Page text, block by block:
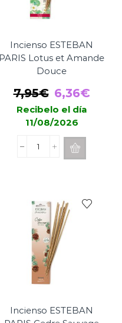
Incienso ESTEBAN
PARIS Lotus et Amande
Douce
7,95€ El
precio
original
era:
7,95€.
6,36€El
Recibelo el día
11/08/2026
Incienso
ESTEBAN
Amande
Douce
cantidad
Incienso ESTEBAN